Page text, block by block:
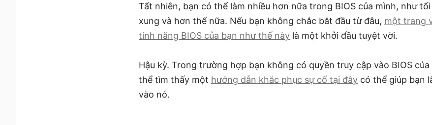
Tất nhiên, bạn có thể làm nhiều hơn nữa trong BIOS của mình, như
xung và hơn thế nữa. Nếu bạn không chắc bắt đầu từ đâu, một trang
tính năng BIOS của bạn như thế này là một khởi đầu tuyệt vời.
Hậu kỳ. Trong trường hợp bạn không có quyền truy cập vào BIOS
thể tìm thấy một hướng dẫn khắc phục sự cố tại đây có thể giúp bạn
vào nó.